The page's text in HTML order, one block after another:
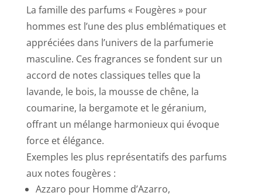
La famille des parfums « Fougères » pour
hommes est l’une des plus emblématiques et
appréciées dans l’univers de la parfumerie
masculine. Ces fragrances se fondent sur un
accord de notes classiques telles que la
lavande, le bois, la mousse de chêne, la
coumarine, la bergamote et le géranium,
offrant un mélange harmonieux qui évoque
force et élégance.
Exemples les plus représentatifs des parfums
aux notes fougères :
Azzaro pour Homme d’Azarro,